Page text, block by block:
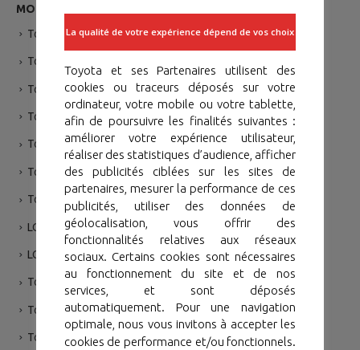
MODÉLES
Toyota Yaris
Toyota Corolla Sedan
Toyota Yaris Cross Hybride
Toyota RAV 4
Toyota Hilux
Toyota Hilux Single
Toyota Prado
LC 79
LC 76
Toyota Fortuner
Toyota Land Cruiser VX
Toyota Land Cruiser GR-SPORT
La qualité de votre expérience dépend de vos choix
Toyota et ses Partenaires utilisent des
cookies ou traceurs déposés sur votre
ordinateur, votre mobile ou votre tablette,
afin de poursuivre les finalités suivantes :
améliorer votre expérience utilisateur,
réaliser des statistiques d’audience, afficher
des publicités ciblées sur les sites de
partenaires, mesurer la performance de ces
publicités, utiliser des données de
géolocalisation, vous offrir des
fonctionnalités relatives aux réseaux
sociaux. Certains cookies sont nécessaires
au fonctionnement du site et de nos
services, et sont déposés
automatiquement. Pour une navigation
optimale, nous vous invitons à accepter les
cookies de performance et/ou fonctionnels.